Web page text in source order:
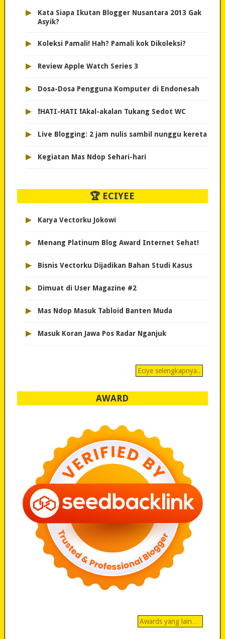
▸
Kata Siapa Ikutan Blogger Nusantara 2013 Gak
Asyik?
▸ Koleksi Pamali! Hah? Pamali kok Dikoleksi?
▸ Review Apple Watch Series 3
▸ Dosa-Dosa Pengguna Komputer di Endonesah
▸ ❗HATI-HATI ❗Akal-akalan Tukang Sedot WC
▸ Live Blogging: 2 jam nulis sambil nunggu kereta
▸ Kegiatan Mas Ndop Sehari-hari
🏆 ECIYEE
▸ Karya Vectorku Jokowi
▸ Menang Platinum Blog Award Internet Sehat!
▸ Bisnis Vectorku Dijadikan Bahan Studi Kasus
▸ Dimuat di User Magazine #2
▸ Mas Ndop Masuk Tabloid Banten Muda
▸ Masuk Koran Jawa Pos Radar Nganjuk
Eciye selengkapnya..
AWARD
Awards yang lain…